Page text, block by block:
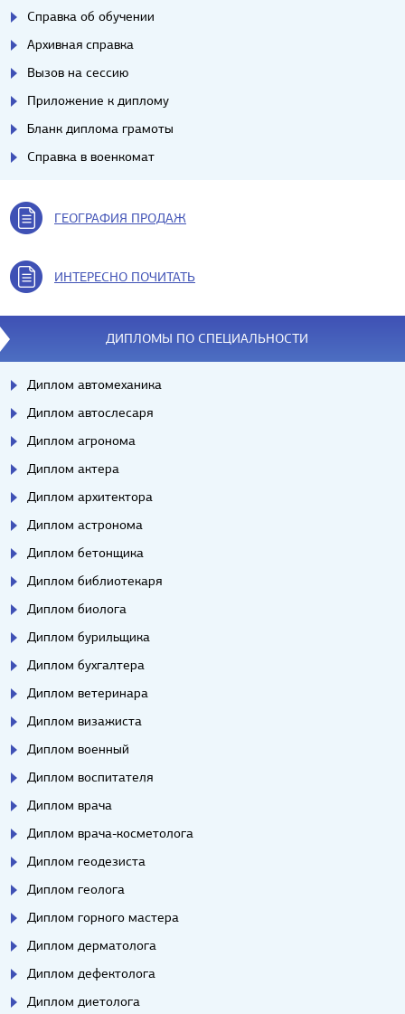
Справка об обучении
Архивная справка
Вызов на сессию
Приложение к диплому
Бланк диплома грамоты
Справка в военкомат
ГЕОГРАФИЯ ПРОДАЖ
ИНТЕРЕСНО ПОЧИТАТЬ
ДИПЛОМЫ ПО СПЕЦИАЛЬНОСТИ
Диплом автомеханика
Диплом автослесаря
Диплом агронома
Диплом актера
Диплом архитектора
Диплом астронома
Диплом бетонщика
Диплом библиотекаря
Диплом биолога
Диплом бурильщика
Диплом бухгалтера
Диплом ветеринара
Диплом визажиста
Диплом военный
Диплом воспитателя
Диплом врача
Диплом врача-косметолога
Диплом геодезиста
Диплом геолога
Диплом горного мастера
Диплом дерматолога
Диплом дефектолога
Диплом диетолога